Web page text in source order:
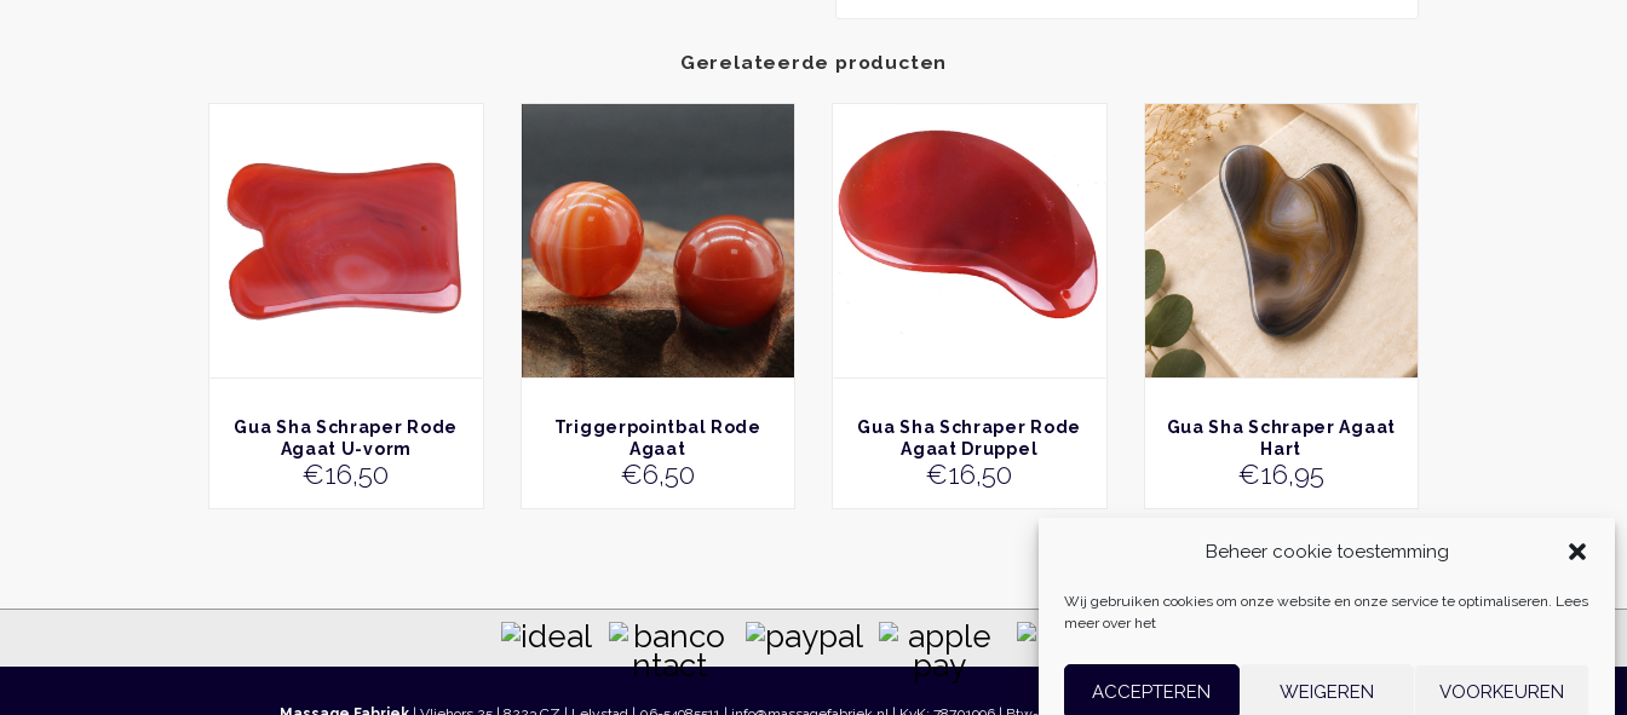
Beheer cookie toestemming
Wij gebruiken cookies om onze website en onze service te optimaliseren. Lees
meer over het
ACCEPTEREN WEIGEREN VOORKEUREN
Gerelateerde producten
BEKIJK
Gua Sha Schraper Rode
Agaat U-vorm
€16,50
BEKIJK
Triggerpointbal Rode
Agaat
€6,50
BEKIJK
Gua Sha Schraper Rode
Agaat Druppel
€16,50
BEKIJK
Gua Sha Schraper Agaat
Hart
€16,95